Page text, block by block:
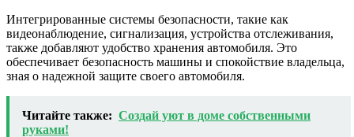
Интегрированные системы безопасности, такие как
видеонаблюдение, сигнализация, устройства отслеживания,
также добавляют удобство хранения автомобиля. Это
обеспечивает безопасность машины и спокойствие владельца,
зная о надежной защите своего автомобиля.
Читайте также: Создай уют в доме собственными
руками!